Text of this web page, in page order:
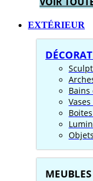
EXTÉRIEUR
Bains